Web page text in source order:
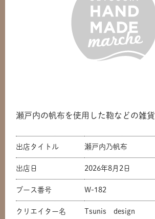
瀬戸内の帆布を使用した鞄などの雑貨
出店タイトル 瀬戸内乃帆布
出店日 2026年8月2日
ブース番号 W-182
クリエイター名 Tsunis design